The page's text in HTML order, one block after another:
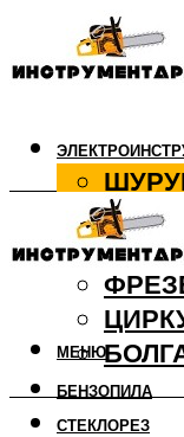
БЕНЗОПИЛА
СТЕКЛОРЕЗ
МЕНЮ